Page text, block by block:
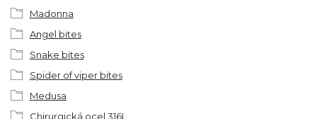
Madonna
Angel bites
Snake bites
Spider of viper bites
Medusa
Chirurgická ocel 316L